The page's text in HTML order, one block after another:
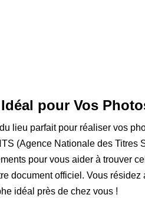
pour Vos
lieu parfait pour réaliser vos
(Agence Nationale des
pour vous aider à trouver
document officiel. Vous
idéal près de chez vous !